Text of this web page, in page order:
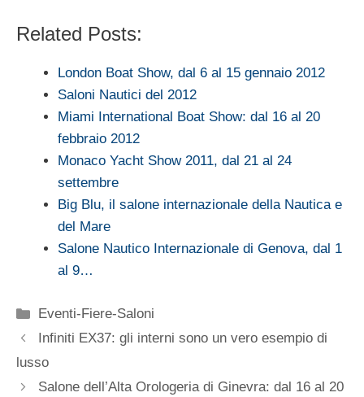
Related Posts:
London Boat Show, dal 6 al 15 gennaio 2012
Saloni Nautici del 2012
Miami International Boat Show: dal 16 al 20
febbraio 2012
Monaco Yacht Show 2011, dal 21 al 24
settembre
Big Blu, il salone internazionale della Nautica e
del Mare
Salone Nautico Internazionale di Genova, dal 1
al 9…
Categorie
Eventi-Fiere-Saloni
Infiniti EX37: gli interni sono un vero esempio di
lusso
Salone dell’Alta Orologeria di Ginevra: dal 16 al 20